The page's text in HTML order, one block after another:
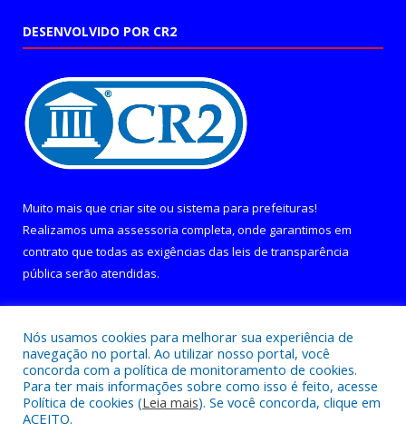
DESENVOLVIDO POR CR2
Muito mais que criar site ou sistema para prefeituras!
Realizamos uma assessoria completa, onde garantimos em
contrato que todas as exigências das leis de transparência
pública serão atendidas.
Todos os direitos reservados a Câmara Municipal de Curralinho.
Nós usamos cookies para melhorar sua experiência de
navegação no portal. Ao utilizar nosso portal, você
concorda com a política de monitoramento de cookies.
Para ter mais informações sobre como isso é feito, acesse
Política de cookies (Leia mais). Se você concorda, clique em
ACEITO.